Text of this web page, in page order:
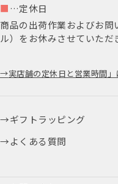
■ …定休日
商品の出荷作業およびお
ル）をお休みさせていただ
実店舗の定休日と営業時間
ギフトラッピング
よくある質問